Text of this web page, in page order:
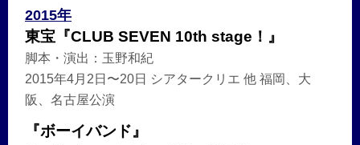
2015年
東宝『CLUB SEVEN 10th stage！』
脚本・演出：玉野和紀
2015年4月2日〜20日 シアタークリエ 他 福岡、大
阪、名古屋公演
『ボーイバンド』